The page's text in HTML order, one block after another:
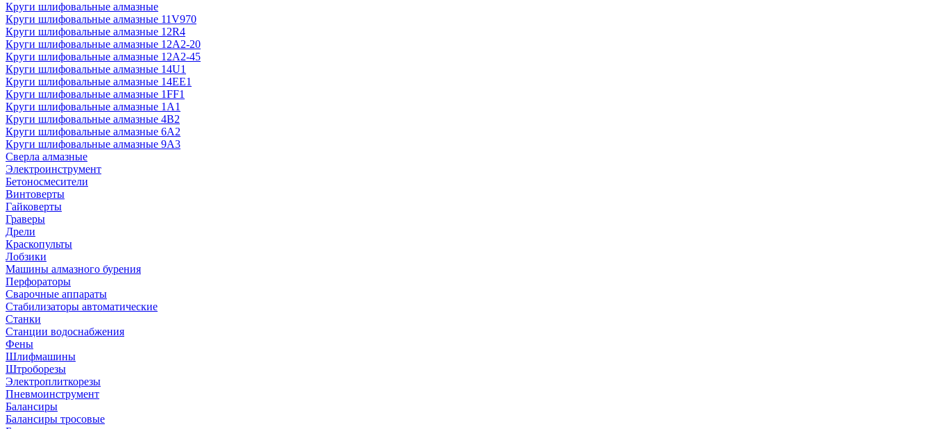
Круги шлифовальные алмазные
Круги шлифовальные алмазные 11V970
Круги шлифовальные алмазные 12R4
Круги шлифовальные алмазные 12А2-20
Круги шлифовальные алмазные 12А2-45
Круги шлифовальные алмазные 14U1
Круги шлифовальные алмазные 14ЕЕ1
Круги шлифовальные алмазные 1FF1
Круги шлифовальные алмазные 1А1
Круги шлифовальные алмазные 4В2
Круги шлифовальные алмазные 6A2
Круги шлифовальные алмазные 9А3
Сверла алмазные
Электроинструмент
Бетоносмесители
Винтоверты
Гайковерты
Граверы
Дрели
Краскопульты
Лобзики
Машины алмазного бурения
Перфораторы
Сварочные аппараты
Стабилизаторы автоматические
Станки
Станции водоснабжения
Фены
Шлифмашины
Штроборезы
Электроплиткорезы
Пневмоинструмент
Балансиры
Балансиры тросовые